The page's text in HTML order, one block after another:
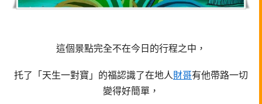
這個景點完全不在今日的行程之中，
托了「天生一對寶」的福認識了在地人財哥有他帶路一切
變得好簡單，